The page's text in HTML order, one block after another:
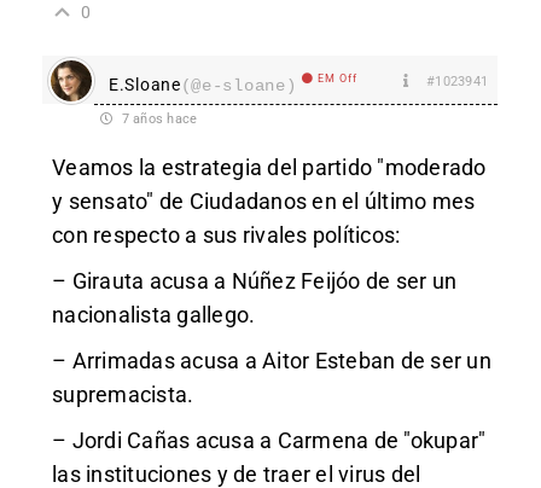
0
E.Sloane(@e-sloane) EM Off #1023941
7 años hace
Veamos la estrategia del partido "moderado
y sensato" de Ciudadanos en el último mes
con respecto a sus rivales políticos:
– Girauta acusa a Núñez Feijóo de ser un
nacionalista gallego.
– Arrimadas acusa a Aitor Esteban de ser un
supremacista.
– Jordi Cañas acusa a Carmena de "okupar"
las instituciones y de traer el virus del